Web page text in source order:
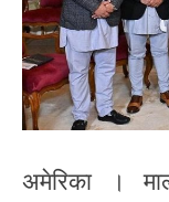
अमेरिका ।